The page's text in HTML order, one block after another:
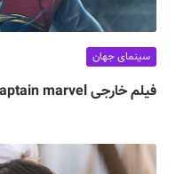
سینمای جهان
فیلم خارجی captain marvel